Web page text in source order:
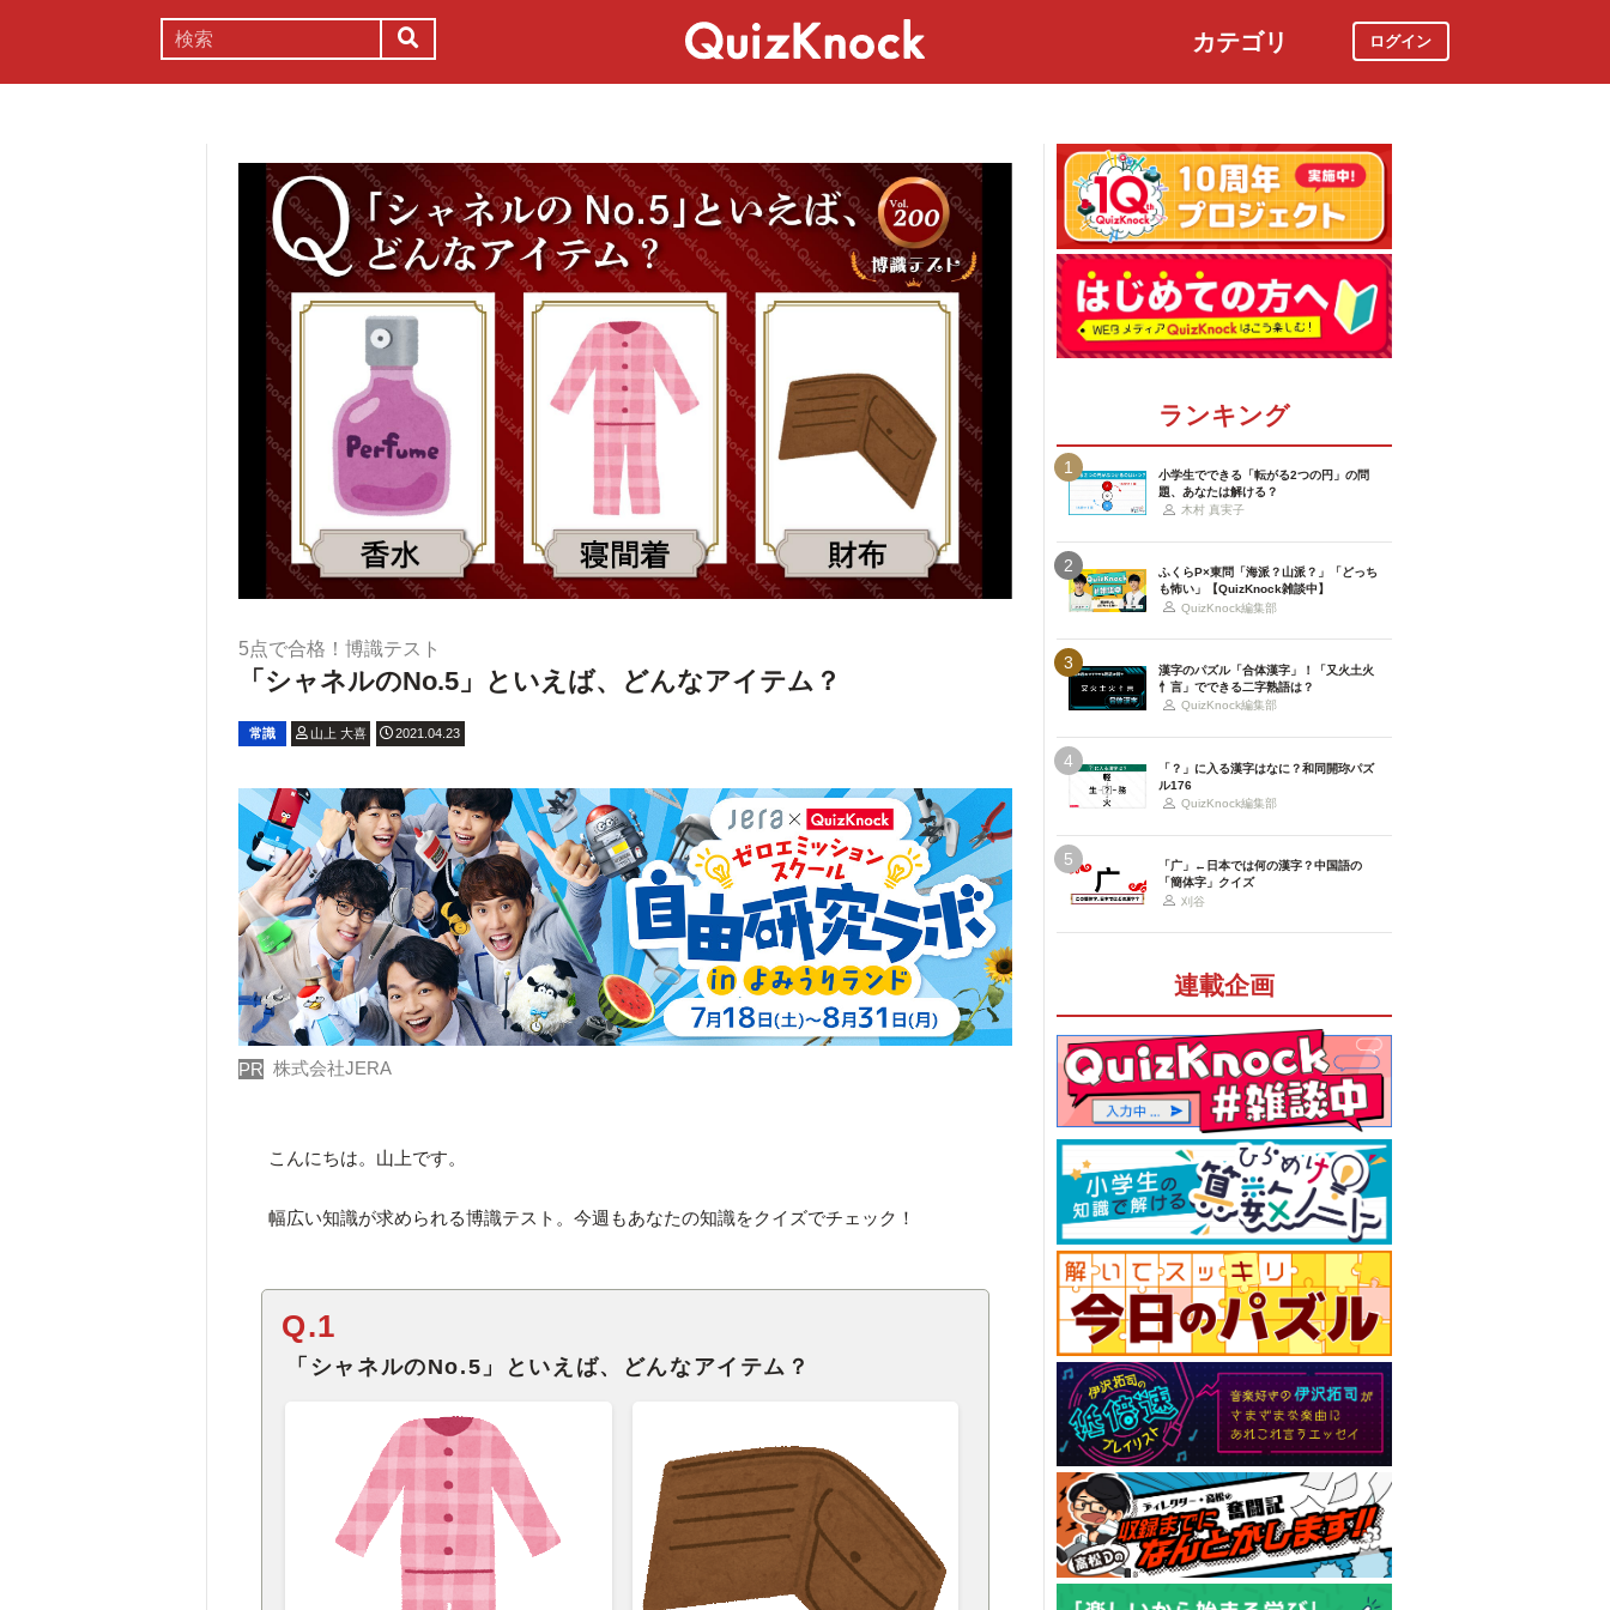
カテゴリ ログイン
5点で合格！博識テスト
「シャネルのNo.5」といえば、どんなアイテム？
常識 山上 大喜 2021.04.23
PR 株式会社JERA
こんにちは。山上です。
幅広い知識が求められる博識テスト。今週もあなたの知識をクイズでチェック！
Q.1
「シャネルのNo.5」といえば、どんなアイテム？
ランキング
1
小学生でできる「転がる2つの円」の問
題、あなたは解ける？
木村 真実子
2
ふくらP×東問「海派？山派？」「どっち
も怖い」【QuizKnock雑談中】
QuizKnock編集部
3
漢字のパズル「合体漢字」！「又火土火
忄言」でできる二字熟語は？
QuizKnock編集部
4
「？」に入る漢字はなに？和同開珎パズ
ル176
QuizKnock編集部
5
「广」←日本では何の漢字？中国語の
「簡体字」クイズ
刈谷
連載企画